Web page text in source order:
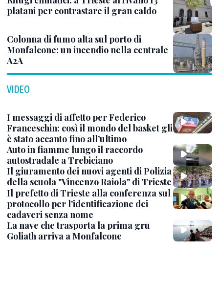
platani per contrastare il gran caldo
Colonna di fumo alta sul porto di
Monfalcone: un incendio nella centrale
A2A
VIDEO
I messaggi di affetto per Federico
Franceschin: così il mondo del basket gli
è stato accanto fino all’ultimo
Auto in fiamme lungo il raccordo
autostradale a Trebiciano
Il giuramento dei nuovi agenti di Polizia
della scuola "Vincenzo Raiola" di Trieste
Il prefetto di Trieste alla conferenza sul
protocollo per l'identificazione dei
cadaveri senza nome
La nave che trasporta la prima gru
Goliath arriva a Monfalcone